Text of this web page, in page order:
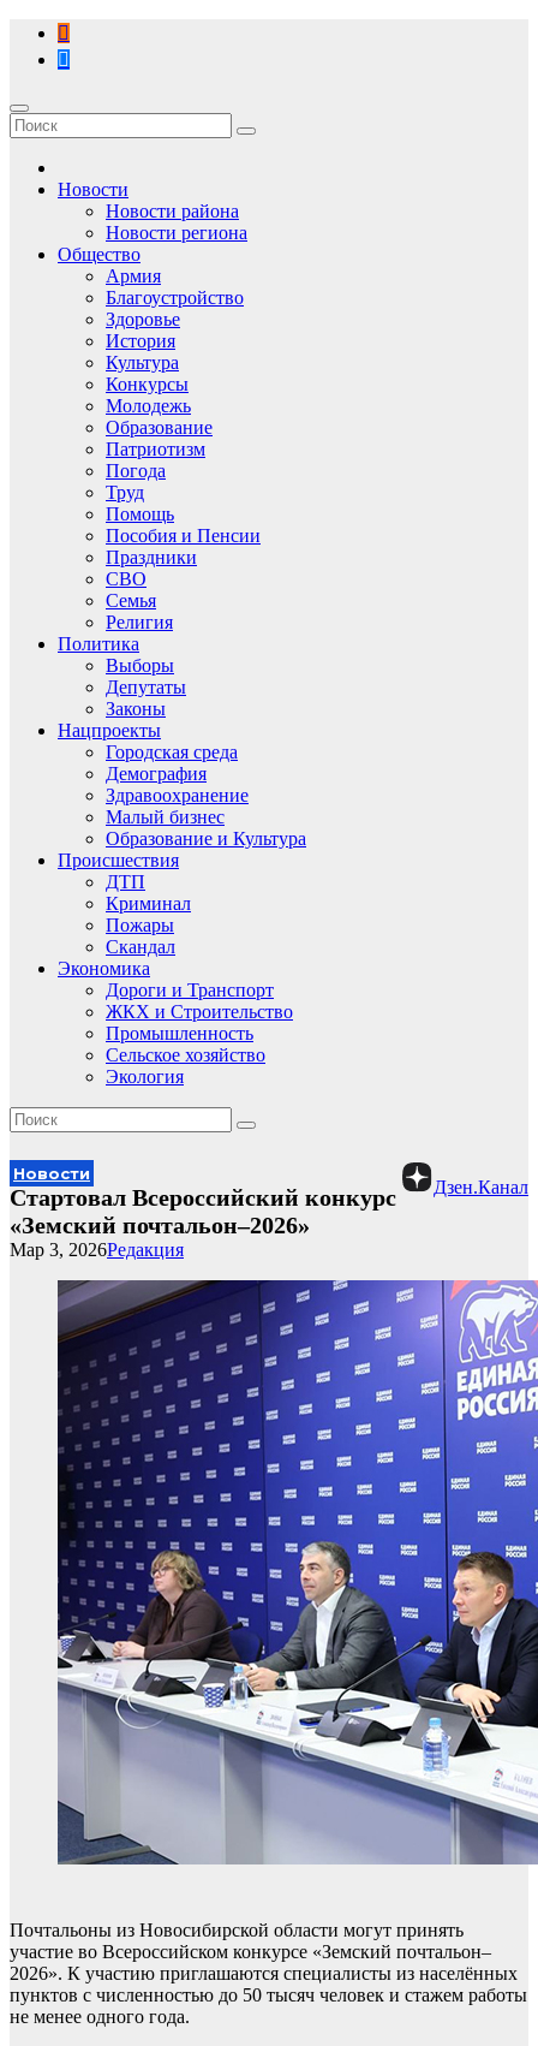
Перейти
содержимому
Новости
Новости района
Новости региона
Общество
Армия
Благоустройство
Здоровье
История
Культура
Конкурсы
Молодежь
Образование
Патриотизм
Погода
Труд
Помощь
Пособия и Пенсии
Праздники
СВО
Семья
Религия
Политика
Выборы
Депутаты
Законы
Нацпроекты
Городская среда
Демография
Здравоохранение
Малый бизнес
Образование и Культура
Происшествия
ДТП
Криминал
Пожары
Скандал
Экономика
Дороги и Транспорт
ЖКХ и Строительство
Промышленность
Сельское хозяйство
Экология
Новости
Дзен.Канал
Стартовал Всероссийский конкурс
«Земский почтальон–2026»
Редакция
Мар 3, 2026
Почтальоны из Новосибирской области могут принять
участие во Всероссийском конкурсе «Земский почтальон–
2026». К участию приглашаются специалисты из населённых
пунктов с численностью до 50 тысяч человек и стажем работы
не менее одного года.